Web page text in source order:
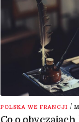
POLSKA WE FRANCJI /